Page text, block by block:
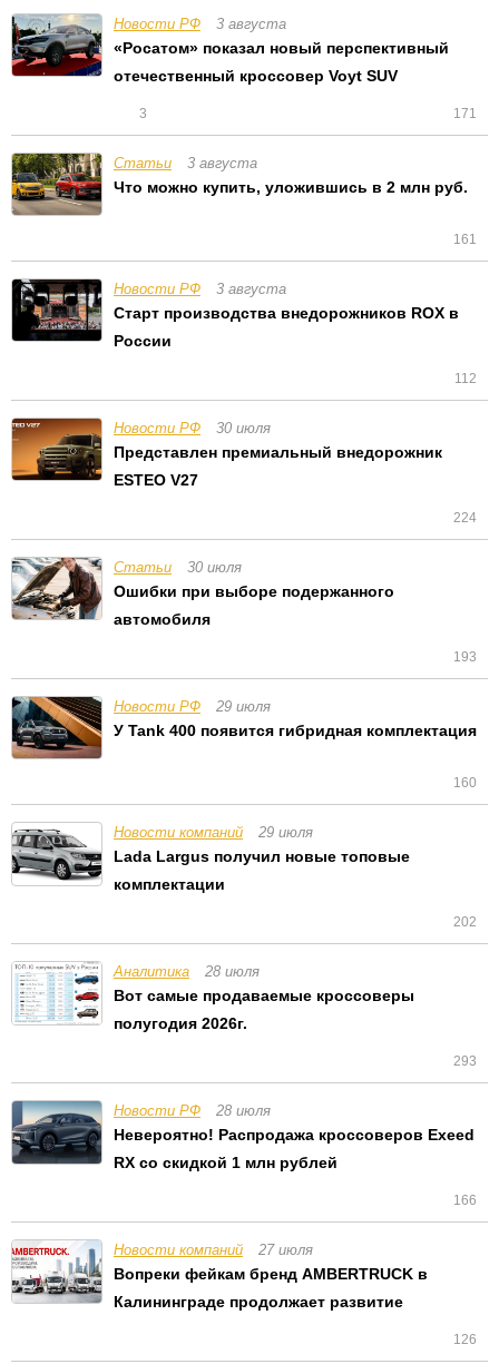
Новости РФ 3 августа
3 171
«Росатом» показал новый перспективный
отечественный кроссовер Voyt SUV
Статьи 3 августа
161
Что можно купить, уложившись в 2 млн руб.
Новости РФ 3 августа
112
Cтарт производства внедорожников ROX в
России
Новости РФ 30 июля
224
Представлен премиальный внедорожник
ESTEO V27
Статьи 30 июля
193
Ошибки при выборе подержанного
автомобиля
Новости РФ 29 июля
160
У Tank 400 появится гибридная комплектация
Новости компаний 29 июля
202
Lada Largus получил новые топовые
комплектации
Аналитика 28 июля
293
Вот самые продаваемые кроссоверы
полугодия 2026г.
Новости РФ 28 июля
166
Невероятно! Распродажа кроссоверов Exeed
RX со скидкой 1 млн рублей
Новости компаний 27 июля
126
Вопреки фейкам бренд AMBERTRUCK в
Калининграде продолжает развитие